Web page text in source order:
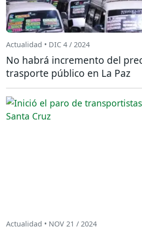
Actualidad • DIC 4 / 2024
No habrá incremento del
trasporte público en La Paz
Actualidad • NOV 21 / 2024